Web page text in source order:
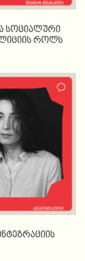
სოციალური
როლს